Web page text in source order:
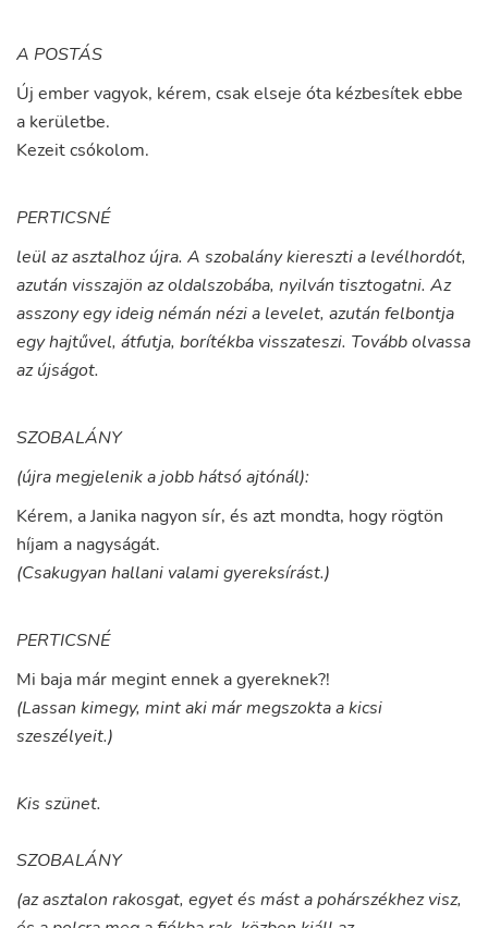
A POSTÁS
Új embervagyok, kérem, csakelseje óta kézbesítekebbe
a kerületbe.
Kezeitcsókolom.
PERTICSNÉ
leül az asztalhoz újra. A szobalány kiereszti a levélhordót,
azután visszajön az oldalszobába, nyilván tisztogatni. Az
asszony egy ideig némán nézi a levelet, azután felbontja
egy hajtűvel, átfutja, borítékba visszateszi. Tovább olvassa
az újságot.
SZOBALÁNY
(újra megjelenik a jobb hátsó ajtónál):
Kérem, aJanika nagyon sír, és azt mondta, hogy rögtön
híjam a nagyságát.
(Csakugyan hallani valami gyereksírást.)
PERTICSNÉ
Mi baja már megintennek agyereknek?!
(Lassan kimegy, mint aki már megszokta a kicsi
szeszélyeit.)
Kis szünet.
SZOBALÁNY
(az asztalon rakosgat, egyet és mást a pohárszékhez visz,